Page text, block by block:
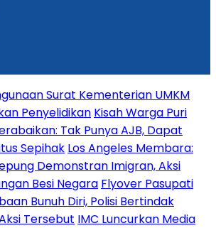
Surat Kementerian UMKM
Penyelidikan Kisah Warga Puri
Tak Punya AJB, Dapat
Sepihak Los Angeles Membara:
Demonstran Imigran, Aksi
Besi Negara Flyover Pasupati
Bunuh Diri, Polisi Bertindak
Tersebut IMC Luncurkan Media